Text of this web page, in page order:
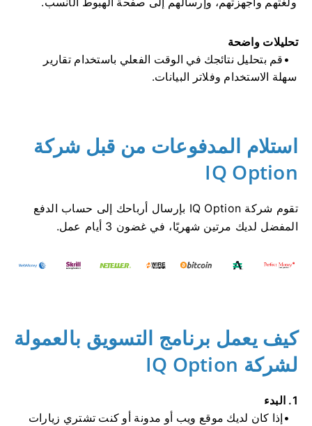
تحليلات واضحة
قم بتحليل نتائجك في الوقت الفعلي باستخدام تقارير
سهلة الاستخدام وفلاتر البيانات.
استلام المدفوعات من قبل شركة
IQ Option
تقوم شركة IQ Option بإرسال أرباحك إلى حساب الدفع
المفضل لديك مرتين شهريًا، في غضون 3 أيام عمل.
كيف يعمل برنامج التسويق بالعمولة
لشركة IQ Option
1. البدء
إذا كان لديك موقع ويب أو مدونة أو كنت تشتري زيارات